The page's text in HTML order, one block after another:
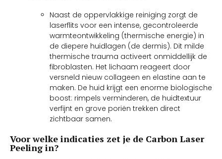
Naast de oppervlakkige reiniging zorgt de
laserflits voor een intense, gecontroleerde
warmteontwikkeling (thermische energie) in
de diepere huidlagen (de dermis). Dit milde
thermische trauma activeert onmiddellijk de
fibroblasten. Het lichaam reageert door
versneld nieuw collageen en elastine aan te
maken. De huid krijgt een enorme biologische
boost: rimpels verminderen, de huidtextuur
verfijnt en grove poriën trekken direct
zichtbaar samen.
Voor welke indicaties zet je de Carbon Laser
Peeling in?